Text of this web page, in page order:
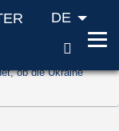
'1')
'2')
DE
ob die Ukraine